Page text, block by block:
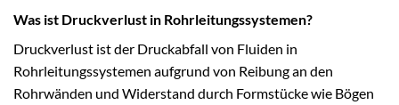
Was ist Druckverlust in Rohrleitungssystemen?
Druckverlust ist der Druckabfall von Fluiden in
Rohrleitungssystemen aufgrund von Reibung an den
Rohrwänden und Widerstand durch Formstücke wie Bögen